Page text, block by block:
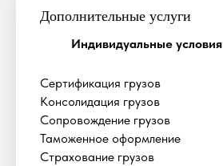
Дополнительные услуги
Индивидуальные условия
Сертификация грузов
Консолидация грузов
Сопровождение грузов
Таможенное оформление
Страхование грузов